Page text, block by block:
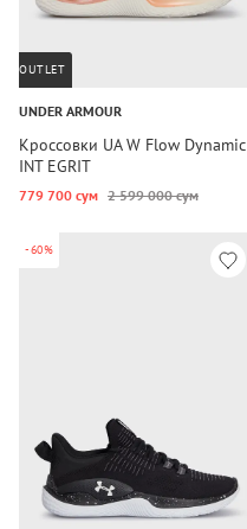
OUTLET
UNDER ARMOUR
Кроссовки UA W Flow Dynamic
INT EGRIT
779 700 сум 2 599 000 сум
-60%